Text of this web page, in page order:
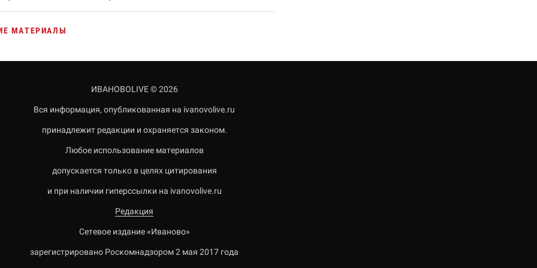
МАТЕРИАЛЫ
ИВАНОВОLIVE © 2026
Вся информация, опубликованная на ivanovolive.ru
принадлежит редакции и охраняется законом.
Любое использование материалов
допускается только в целях цитирования
и при наличии гиперссылки на ivanovolive.ru
Редакция
Сетевое издание «Иваново»
зарегистрировано Роскомнадзором 2 мая 2017 года